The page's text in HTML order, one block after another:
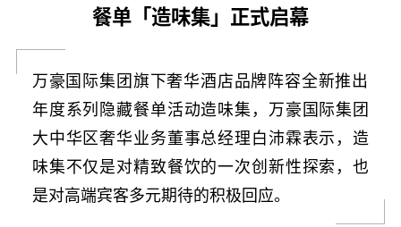
餐单「造味集」正式启幕
万豪国际集团旗下奢华酒店品牌阵容全新推出
年度系列隐藏餐单活动造味集，万豪国际集团
大中华区奢华业务董事总经理白沛霖表示，造
味集不仅是对精致餐饮的一次创新性探索，也
是对高端宾客多元期待的积极回应。